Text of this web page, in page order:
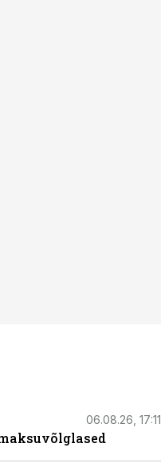
06.08.26, 17:11